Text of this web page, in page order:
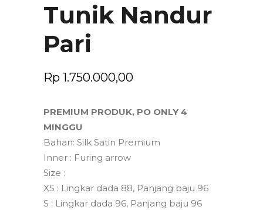
Tunik Nandur
Pari
Rp 1.750.000,00
PREMIUM PRODUK, PO ONLY 4
MINGGU
Bahan: Silk Satin Premium
Inner : Furing arrow
Size :
XS : Lingkar dada 88, Panjang baju 96
S : Lingkar dada 96, Panjang baju 96